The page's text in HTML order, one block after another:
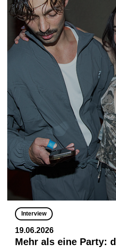
Interview
19.06.2026
Mehr als eine Party: